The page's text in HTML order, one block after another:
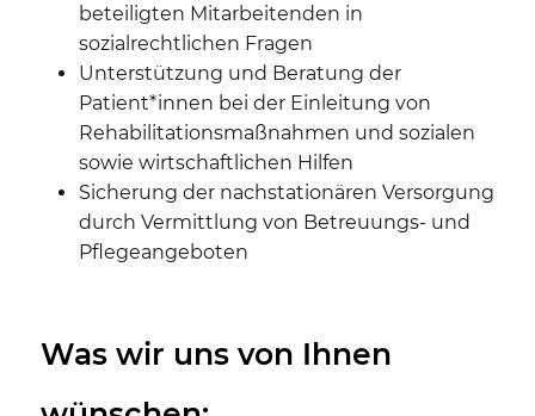
beteiligten Mitarbeitenden in
sozialrechtlichen Fragen
Unterstützung und Beratung der
Patient*innen bei der Einleitung von
Rehabilitationsmaßnahmen und sozialen
sowie wirtschaftlichen Hilfen
Sicherung der nachstationären Versorgung
durch Vermittlung von Betreuungs- und
Pflegeangeboten
Was wir uns von Ihnen